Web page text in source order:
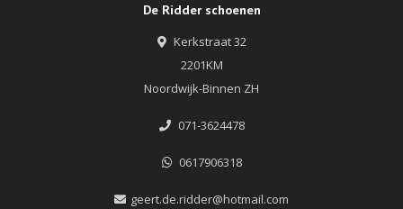
De Ridder schoenen
Kerkstraat 32
2201KM
Noordwijk-Binnen ZH
071-3624478
0617906318
geert.de.ridder@hotmail.com